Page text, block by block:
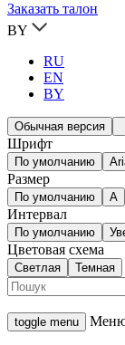
Заказать талон
BY
RU
EN
BY
Обычная версия
Шрифт
По умолчанию
Размер
По умолчанию A
Интервал
По умолчанию
Цветовая схема
Светлая Темная
toggle menu